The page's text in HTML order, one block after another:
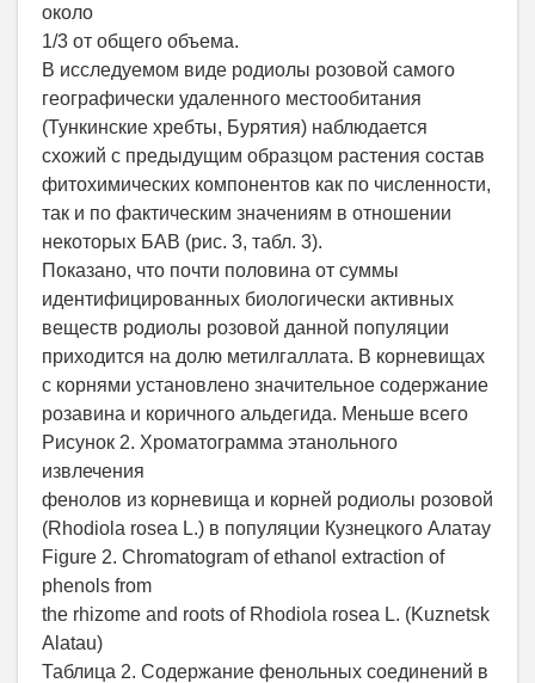
около
1/3 от общего объема.
В исследуемом виде родиолы розовой самого
географически удаленного местообитания
(Тункинские хребты, Бурятия) наблюдается
схожий с предыдущим образцом растения состав
фитохимических компонентов как по численности,
так и по фактическим значениям в отношении
некоторых БАВ (рис. 3, табл. 3).
Показано, что почти половина от суммы
идентифицированных биологически активных
веществ родиолы розовой данной популяции
приходится на долю метилгаллата. В корневищах
с корнями установлено значительное содержание
розавина и коричного альдегида. Меньше всего
Рисунок 2. Хроматограмма этанольного
извлечения
фенолов из корневища и корней родиолы розовой
(Rhodiola rosea L.) в популяции Кузнецкого Алатау
Figure 2. Chromatogram of ethanol extraction of
phenols from
the rhizome and roots of Rhodiola rosea L. (Kuznetsk
Alatau)
Таблица 2. Содержание фенольных соединений в